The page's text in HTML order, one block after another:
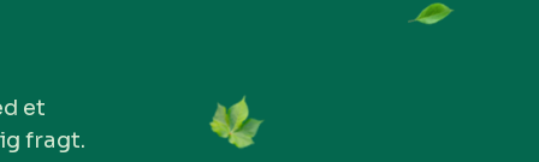
et
fragt.